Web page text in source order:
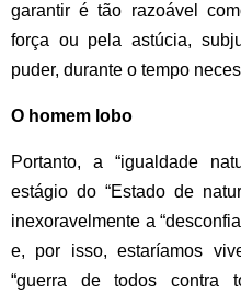
garantir é tão razoável
força ou pela astúcia,
puder, durante o tempo
O homem lobo
Portanto, a “igualdade
estágio do “Estado de
inexoravelmente a
e, por isso, estaríamos
“guerra de todos contra